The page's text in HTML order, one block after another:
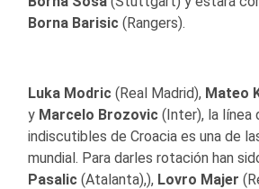
Borna Barisic (Rangers).
Luka Modric (Real Madrid), Mateo
y Marcelo Brozovic (Inter), la
indiscutibles de Croacia es una de
mundial. Para darles rotación han
Pasalic (Atalanta),), Lovro Majer